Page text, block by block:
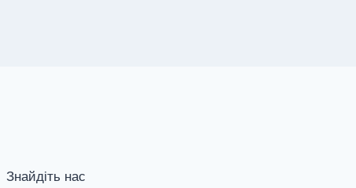
Знайдіть нас